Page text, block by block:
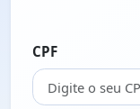
CPF